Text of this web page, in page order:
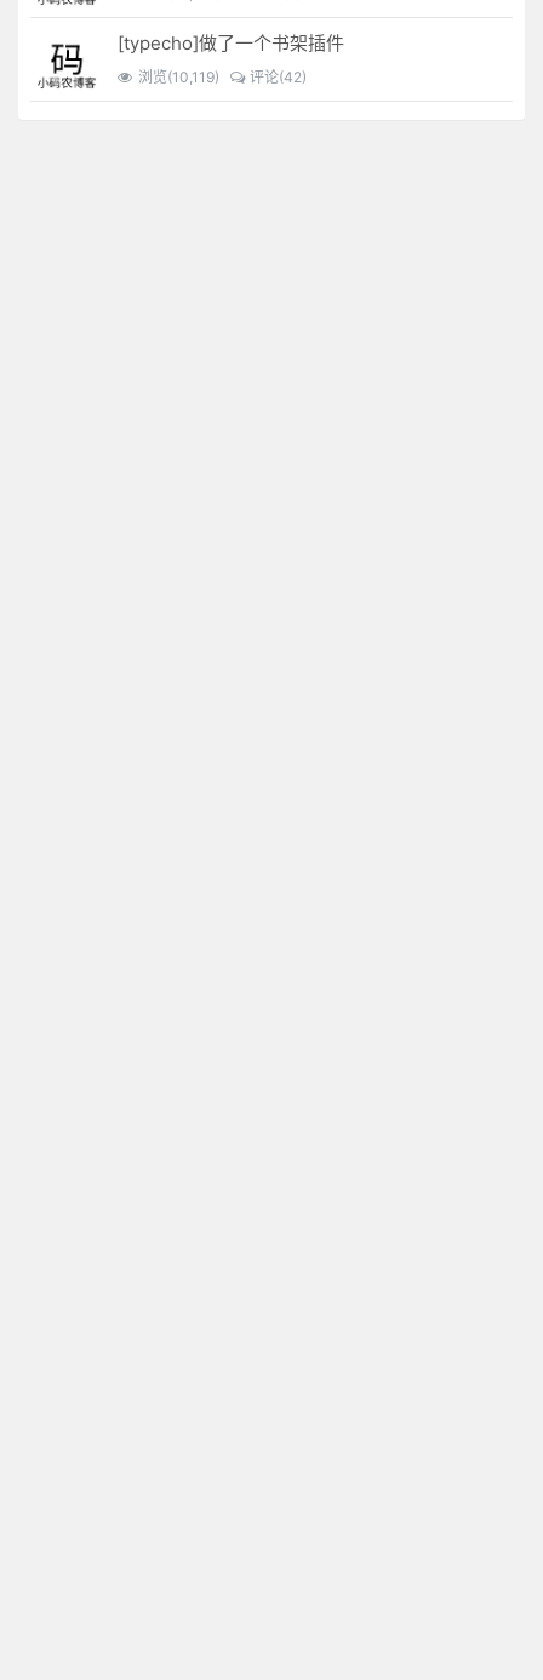
[typecho]做了一个书架插件
浏览(10,119) 评论(42)